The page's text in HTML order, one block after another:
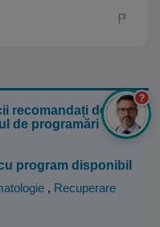
recomandați de
de programări
program disponibil
, Recuperare
?